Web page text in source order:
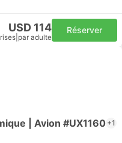
USD 114
par adulte
Réserver
| Avion #UX1160 +1